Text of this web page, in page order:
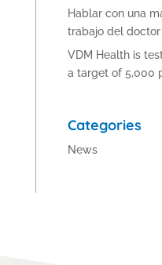
Hablar con una
trabajo del doctor
VDM Health is
a target of 5,000
Categories
News